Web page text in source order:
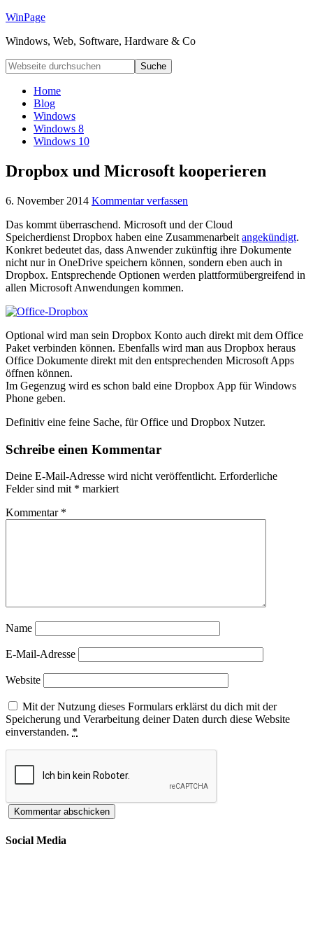
WinPage
Windows, Web, Software, Hardware & Co
Home
Blog
Windows
Windows 8
Windows 10
Dropbox und Microsoft kooperieren
6. November 2014 Kommentar verfassen
Das kommt überraschend. Microsoft und der Cloud
Speicherdienst Dropbox haben eine Zusammenarbeit angekündigt.
Konkret bedeutet das, dass Anwender zukünftig ihre Dokumente
nicht nur in OneDrive speichern können, sondern eben auch in
Dropbox. Entsprechende Optionen werden plattformübergreifend in
allen Microsoft Anwendungen kommen.
Optional wird man sein Dropbox Konto auch direkt mit dem Office
Paket verbinden können. Ebenfalls wird man aus Dropbox heraus
Office Dokumente direkt mit den entsprechenden Microsoft Apps
öffnen können.
Im Gegenzug wird es schon bald eine Dropbox App für Windows
Phone geben.
Definitiv eine feine Sache, für Office und Dropbox Nutzer.
Schreibe einen Kommentar
Deine E-Mail-Adresse wird nicht veröffentlicht. Erforderliche
Felder sind mit * markiert
Kommentar *
Name
E-Mail-Adresse
Website
Mit der Nutzung dieses Formulars erklärst du dich mit der
Speicherung und Verarbeitung deiner Daten durch diese Website
einverstanden. *
Social Media